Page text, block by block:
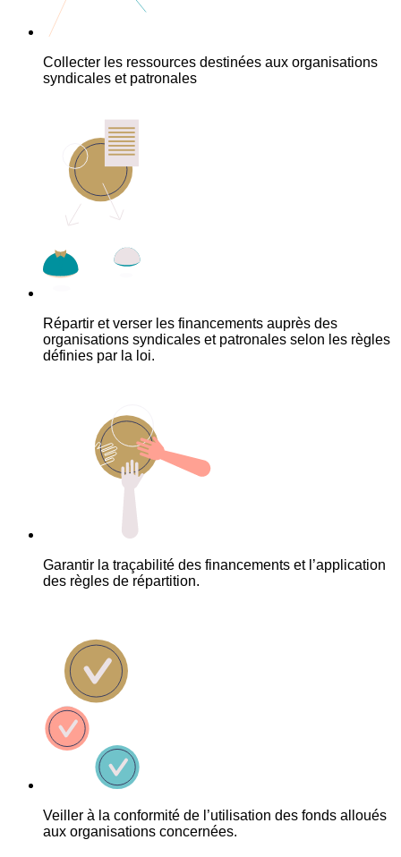
Collecter les ressources destinées aux organisations
syndicales et patronales
Répartir et verser les financements auprès des
organisations syndicales et patronales selon les règles
définies par la loi.
Garantir la traçabilité des financements et l’application
des règles de répartition.
Veiller à la conformité de l’utilisation des fonds alloués
aux organisations concernées.